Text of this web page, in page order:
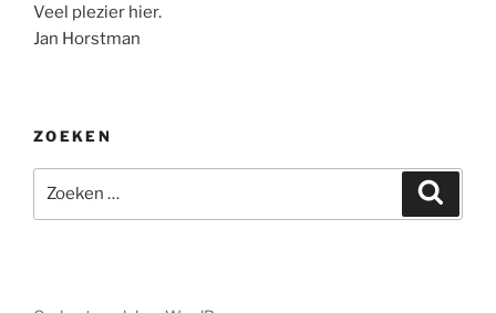
Veel plezier hier.
Jan Horstman
ZOEKEN
naar: